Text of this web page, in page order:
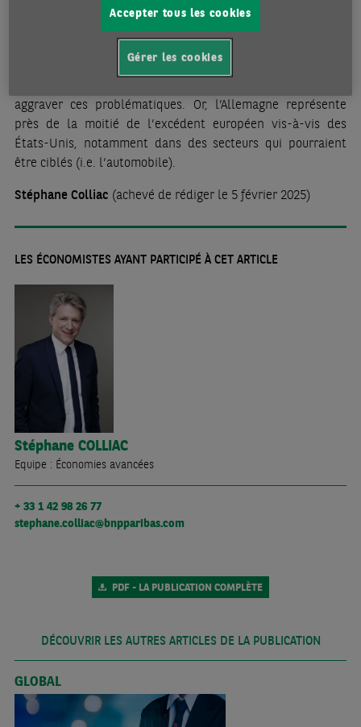
seraient descendues en deçà au T4 selon les premiers
commentaires de Destatis (contre des exportations plus
élevées de 5,5% en France sur la même période). De plus, si
le président Trump annonçait le 18 février prochain des
aggraver ces problématiques. Or, l’Allemagne représente
près de la moitié de l’excédent européen vis-à-vis des
États-Unis, notamment dans des secteurs qui pourraient
être ciblés (i.e. l’automobile).
Stéphane Colliac (achevé de rédiger le 5 février 2025)
LES ÉCONOMISTES AYANT PARTICIPÉ À CET ARTICLE
Stéphane COLLIAC
Equipe : Économies avancées
+ 33 1 42 98 26 77
stephane.colliac@bnpparibas.com
PDF - LA PUBLICATION COMPLÈTE
DÉCOUVRIR LES AUTRES ARTICLES DE LA PUBLICATION
GLOBAL
Accepter tous les cookies
Gérer les cookies